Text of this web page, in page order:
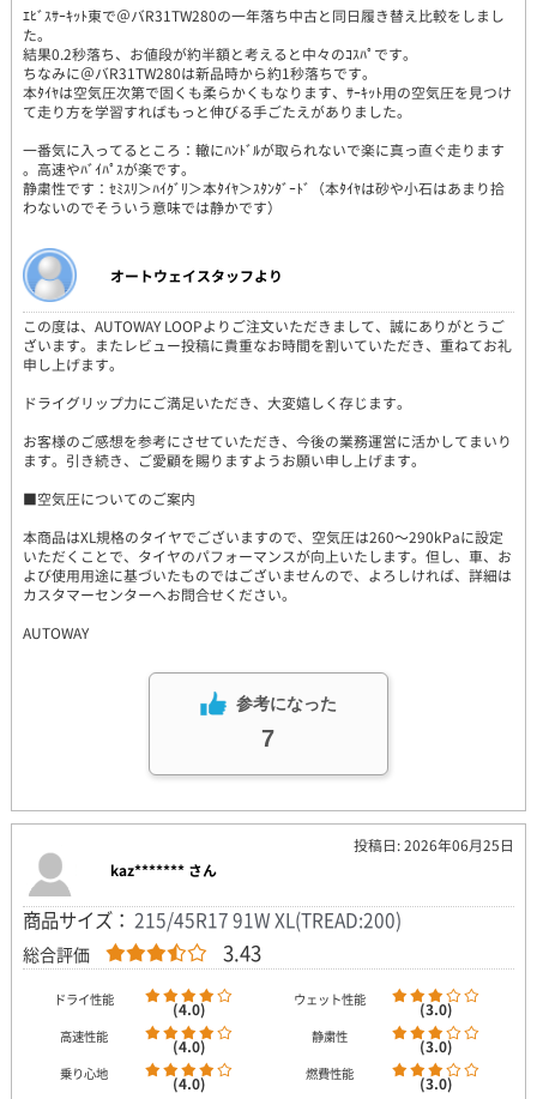
ｴﾋﾞｽｻｰｷｯﾄ東で＠バR31TW280の一年落ち中古と同日履き替え比較をしまし
た。
結果0.2秒落ち、お値段が約半額と考えると中々のｺｽﾊﾟです。
ちなみに＠バR31TW280は新品時から約1秒落ちです。
本ﾀｲﾔは空気圧次第で固くも柔らかくもなります、ｻｰｷｯﾄ用の空気圧を見つけ
て走り方を学習すればもっと伸びる手ごたえがありました。
一番気に入ってるところ：轍にﾊﾝﾄﾞﾙが取られないで楽に真っ直ぐ走ります
。高速やﾊﾞｲﾊﾟｽが楽です。
静粛性です：ｾﾐｽﾘ＞ﾊｲｸﾞﾘ＞本ﾀｲﾔ＞ｽﾀﾝﾀﾞｰﾄﾞ（本ﾀｲﾔは砂や小石はあまり拾
わないのでそういう意味では静かです）
オートウェイスタッフより
この度は、AUTOWAY LOOPよりご注文いただきまして、誠にありがとうご
ざいます。またレビュー投稿に貴重なお時間を割いていただき、重ねてお礼
申し上げます。
ドライグリップ力にご満足いただき、大変嬉しく存じます。
お客様のご感想を参考にさせていただき、今後の業務運営に活かしてまいり
ます。引き続き、ご愛顧を賜りますようお願い申し上げます。
■空気圧についてのご案内
本商品はXL規格のタイヤでございますので、空気圧は260～290kPaに設定
いただくことで、タイヤのパフォーマンスが向上いたします。但し、車、お
よび使用用途に基づいたものではございませんので、よろしければ、詳細は
カスタマーセンターへお問合せください。
AUTOWAY
参考になった
7
投稿日: 2026年06月25日
kaz******* さん
商品サイズ： 215/45R17 91W XL(TREAD:200)
総合評価 3.43
ドライ性能 (4.0) ウェット性能 (3.0)
高速性能 (4.0) 静粛性 (3.0)
乗り心地 (4.0) 燃費性能 (3.0)